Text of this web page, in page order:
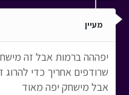
מעיין
יפההה ברמות אבל זה
שרודפים אחריך כדי
אבל מישחק יפה מאוד